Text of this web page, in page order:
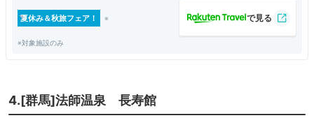
夏休み＆秋旅フェア！
※対象施設のみ
4.[群馬]法師温泉 長寿館